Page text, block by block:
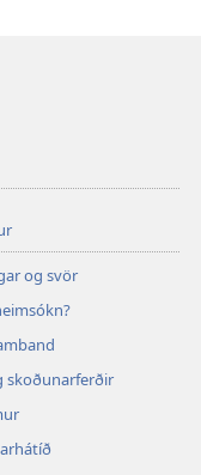
og svör
skoðunarferðir